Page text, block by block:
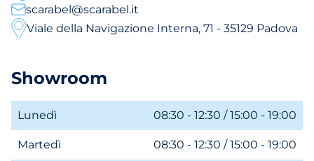
scarabel@scarabel.it
Viale della Navigazione Interna, 71 - 35129 Padova
Showroom
Lunedì 08:30 - 12:30 / 15:00 - 19:00
Martedì 08:30 - 12:30 / 15:00 - 19:00